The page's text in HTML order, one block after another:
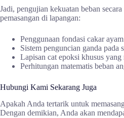
Jadi, pengujian kekuatan beban
pemasangan di lapangan:
Penggunaan fondasi cakar
Sistem penguncian ganda pada
Lapisan cat epoksi khusus
Perhitungan matematis beban
Hubungi Kami Sekarang Juga
Apakah Anda tertarik untuk
Dengan demikian, Anda akan